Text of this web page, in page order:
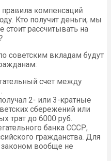
компенсаций
Кто получит деньги, мы
стоит рассчитывать на
советским вкладам будут
счет между
2- или 3-кратные
сбережений или
трат до 6000 руб.
банка СССР,
гражданства. Для
вообще не